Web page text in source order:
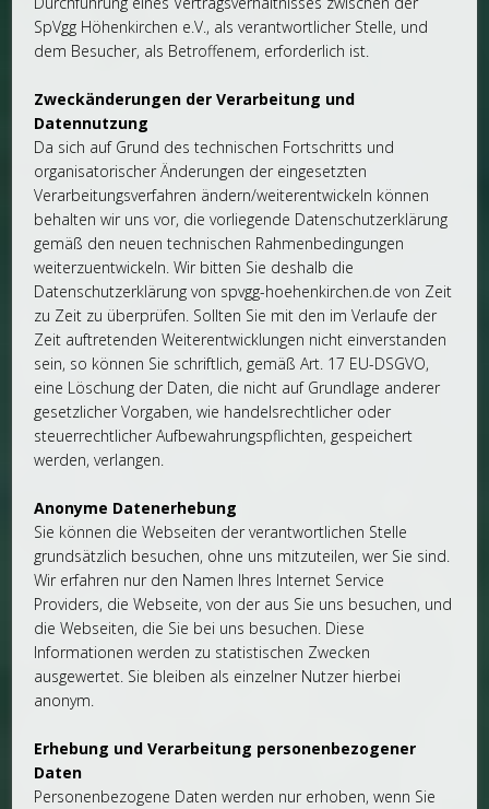
SpVgg Höhenkirchen e.V., als verantwortlicher Stelle, und
dem Besucher, als Betroffenem, erforderlich ist.
Zweckänderungen der Verarbeitung und
Datennutzung
Da sich auf Grund des technischen Fortschritts und
organisatorischer Änderungen der eingesetzten
Verarbeitungsverfahren ändern/weiterentwickeln können
behalten wir uns vor, die vorliegende Datenschutzerklärung
gemäß den neuen technischen Rahmenbedingungen
weiterzuentwickeln. Wir bitten Sie deshalb die
Datenschutzerklärung von spvgg-hoehenkirchen.de von Zeit
zu Zeit zu überprüfen. Sollten Sie mit den im Verlaufe der
Zeit auftretenden Weiterentwicklungen nicht einverstanden
sein, so können Sie schriftlich, gemäß Art. 17 EU-DSGVO,
eine Löschung der Daten, die nicht auf Grundlage anderer
gesetzlicher Vorgaben, wie handelsrechtlicher oder
steuerrechtlicher Aufbewahrungspflichten, gespeichert
werden, verlangen.
Anonyme Datenerhebung
Sie können die Webseiten der verantwortlichen Stelle
grundsätzlich besuchen, ohne uns mitzuteilen, wer Sie sind.
Wir erfahren nur den Namen Ihres Internet Service
Providers, die Webseite, von der aus Sie uns besuchen, und
die Webseiten, die Sie bei uns besuchen. Diese
Informationen werden zu statistischen Zwecken
ausgewertet. Sie bleiben als einzelner Nutzer hierbei
anonym.
Erhebung und Verarbeitung personenbezogener
Daten
Personenbezogene Daten werden nur erhoben, wenn Sie